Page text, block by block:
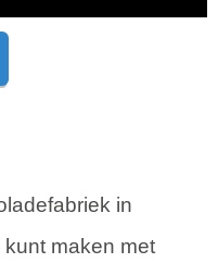
in
maken met